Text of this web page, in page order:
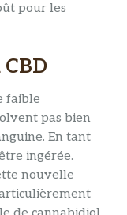
pour les
faible
pas bien
En tant
ingérée.
nouvelle